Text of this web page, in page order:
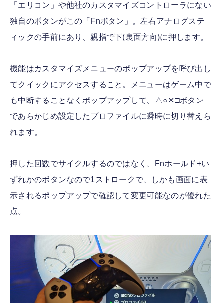
「エリコン」や他社のカスタマイズコントローラにない
独自のボタンがこの「Fnボタン」。左右アナログステ
ィックの手前にあり、親指で下(裏面方向)に押します。
機能はカスタマイズメニューのポップアップを呼び出し
てクイックにアクセスすること。メニューはゲーム中で
も中断することなくポップアップして、△○✕□ボタン
であらかじめ設定したプロファイルに瞬時に切り替えら
れます。
押した回数でサイクルするのではなく、Fnホールド+い
ずれかのボタンなので1ストロークで、しかも画面に表
示されるポップアップで確認して変更可能なのが優れた
点。